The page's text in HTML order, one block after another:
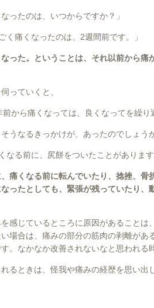
ったのは、いつからですか？」
く痛くなったのは、2週間前です。」
った。ということは、それ以前から痛
っていくと、
から痛くなっては、良くなってを繰り
うなるきっかけが、あったのでしょう
なる前に、尻餅をついたことがありま
痛くなる前に転んでいたり、捻挫、骨
ったとしても、緊張が残っていたり、
感じているところに原因があることは
場合は、痛みの部分の筋肉の剥離が
。なかなか改善されないなと思われる
るときは、怪我や痛みの経歴を思い出